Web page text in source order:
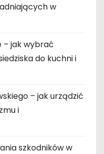
w
– jak wybrać
do kuchni i
– jak urządzić
i
szkodników w